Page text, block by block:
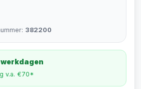
382200
v.a. €70*